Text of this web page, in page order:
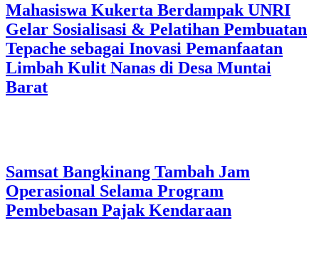
Mahasiswa Kukerta Berdampak UNRI
Gelar Sosialisasi & Pelatihan Pembuatan
Tepache sebagai Inovasi Pemanfaatan
Limbah Kulit Nanas di Desa Muntai
Barat
Samsat Bangkinang Tambah Jam
Operasional Selama Program
Pembebasan Pajak Kendaraan